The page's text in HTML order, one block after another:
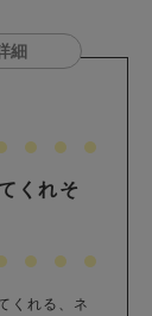
細
くれそ
くれる、ネ